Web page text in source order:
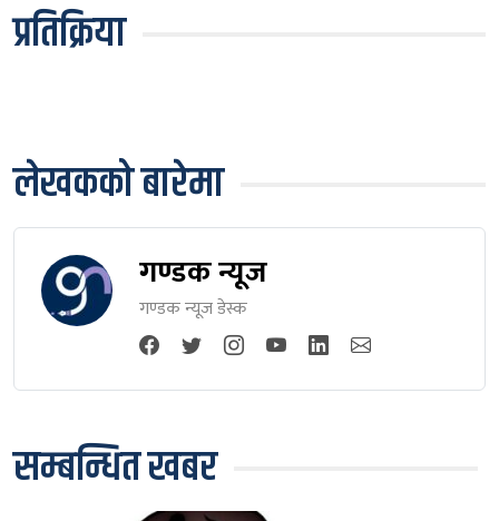
प्रतिक्रिया
लेखकको बारेमा
गण्डक न्यूज
गण्डक न्यूज डेस्क
सम्बन्धित खबर